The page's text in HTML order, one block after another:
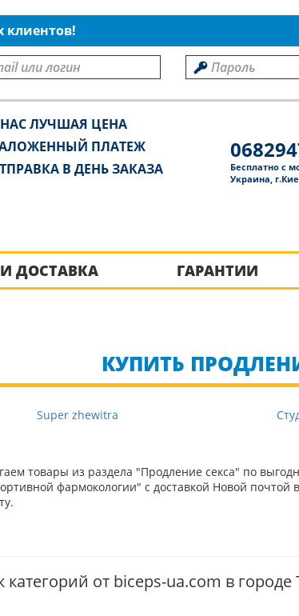
клиентов!
ЛУЧШАЯ ЦЕНА
ПЛАТЕЖ
В ДЕНЬ ЗАКАЗА
Бесплатно с
Украина,
ДОСТАВКА ГАРАНТИИ
КУПИТЬ
Super zhewitra
товары из раздела "Продление секса" по
фармокологии" с доставкой Новой
категорий от biceps-ua.com в городе